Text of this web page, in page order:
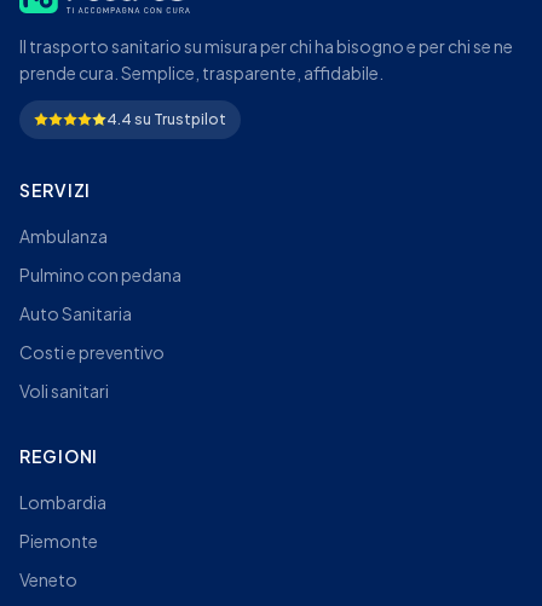
Il trasporto sanitario su misura per chi ha bisogno e per chi se ne
prende cura. Semplice, trasparente, affidabile.
4.4 su Trustpilot
SERVIZI
Ambulanza
Pulmino con pedana
Auto Sanitaria
Costi e preventivo
Voli sanitari
REGIONI
Lombardia
Piemonte
Veneto